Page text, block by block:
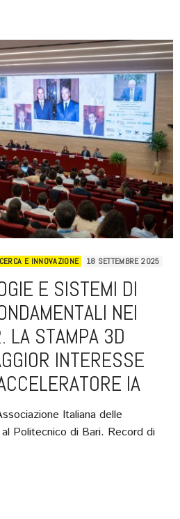
E INNOVAZIONE 18 SETTEMBRE 2025
E SISTEMI DI
NEI
LA STAMPA 3D
INTERESSE
IA
Italiana delle
Politecnico di Bari. Record di